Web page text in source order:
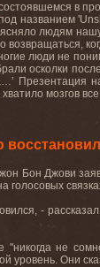
в
названием
людям
возвращаться,
люди не
осколки
Презентация
мозгов
Бон Джови
голосовых
-
"никогда не
уровень. Они